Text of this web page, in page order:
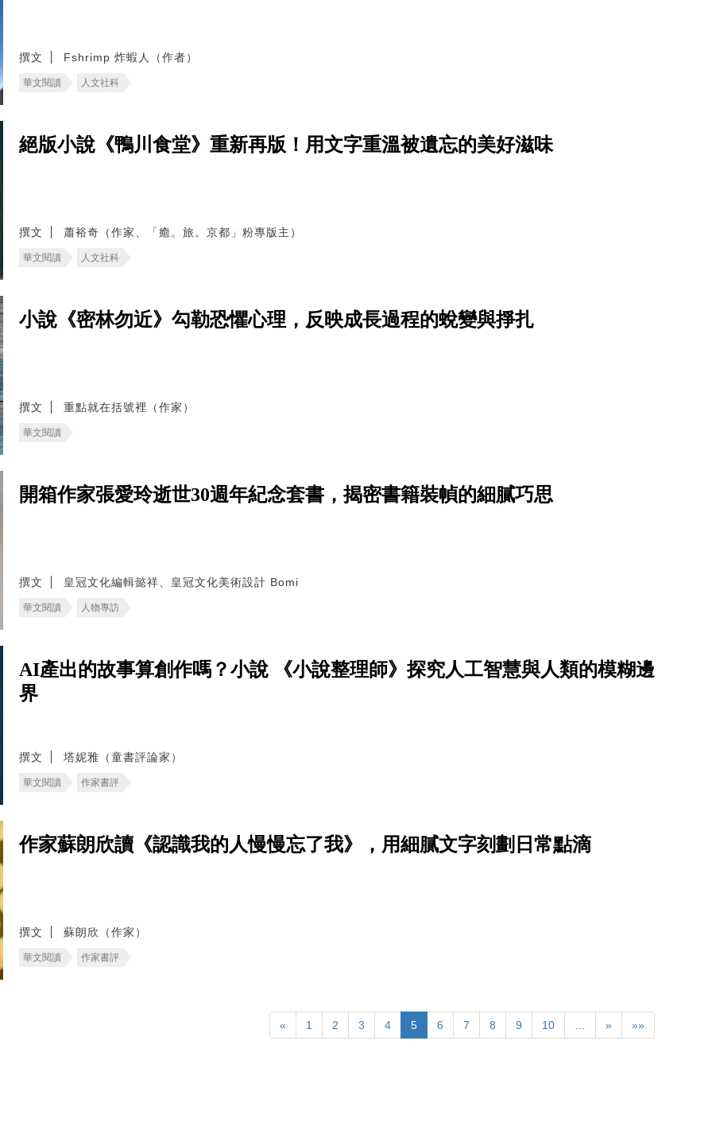
撰文 Fshrimp 炸蝦人（作者）
華文閱讀 人文社科
絕版小說《鴨川食堂》重新再版！用文字重溫被遺忘的美好滋味
撰文 蕭裕奇（作家、「癒。旅。京都」粉專版主）
華文閱讀 人文社科
小說《密林勿近》勾勒恐懼心理，反映成長過程的蛻變與掙扎
撰文 重點就在括號裡（作家）
華文閱讀
開箱作家張愛玲逝世30週年紀念套書，揭密書籍裝幀的細膩巧思
撰文 皇冠文化編輯懿祥、皇冠文化美術設計 Bomi
華文閱讀 人物專訪
AI產出的故事算創作嗎？小說 《小說整理師》探究人工智慧與人類的模糊邊
界
撰文 塔妮雅（童書評論家）
華文閱讀 作家書評
作家蘇朗欣讀《認識我的人慢慢忘了我》，用細膩文字刻劃日常點滴
撰文 蘇朗欣（作家）
華文閱讀 作家書評
« 1 2 3 4 5 6 7 8 9 10 … » »»